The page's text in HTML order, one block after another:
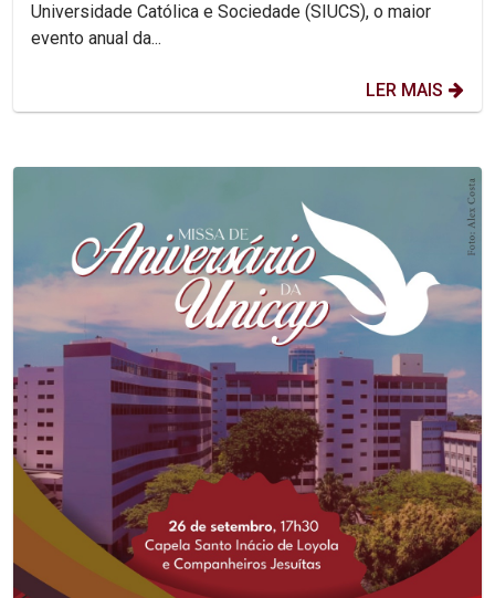
Universidade Católica e Sociedade (SIUCS), o maior
evento anual da...
LER MAIS